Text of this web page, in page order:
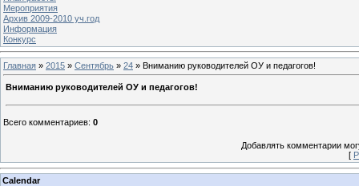
Мероприятия
Архив 2009-2010 уч.год
Информация
Конкурс
Главная » 2015 » Сентябрь » 24 » Вниманию руководителей ОУ и педагогов!
Вниманию руководителей ОУ и педагогов!
Всего комментариев: 0
Добавлять комментарии
[
Calendar